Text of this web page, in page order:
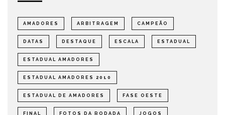
AMADORES ARBITRAGEM CAMPEÃO
DATAS DESTAQUE ESCALA ESTADUAL
ESTADUAL AMADORES
ESTADUAL AMADORES 2010
ESTADUAL DE AMADORES FASE OESTE
FINAL FOTOS DA RODADA JOGOS